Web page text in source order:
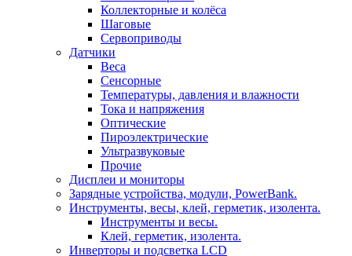
Коллекторные и колёса
Шаговые
Сервоприводы
Датчики
Веса
Сенсорные
Температуры, давления и влажности
Тока и напряжения
Оптические
Пироэлектрические
Ультразвуковые
Прочие
Дисплеи и мониторы
Зарядные устройства, модули, PowerBank.
Инструменты, весы, клей, герметик, изолента.
Инструменты и весы.
Клей, герметик, изолента.
Инверторы и подсветка LCD